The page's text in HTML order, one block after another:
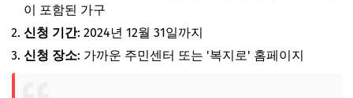
이 포함된 가구
신청 기간: 2024년 12월 31일까지
신청 장소: 가까운 주민센터 또는 '복지로' 홈페이지